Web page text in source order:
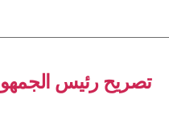
تصريح رئيس